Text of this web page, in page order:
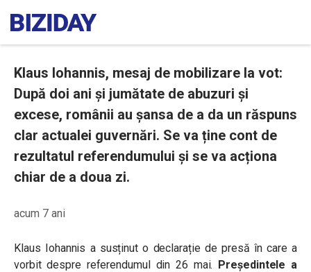
Klaus Iohannis, mesaj de mobilizare la vot:
După doi ani şi jumătate de abuzuri şi
excese, românii au şansa de a da un răspuns
clar actualei guvernări. Se va ține cont de
rezultatul referendumului și se va acționa
chiar de a doua zi.
acum 7 ani
Klaus Iohannis a susținut o declarație de presă în care a
vorbit despre referendumul din 26 mai. Președintele a